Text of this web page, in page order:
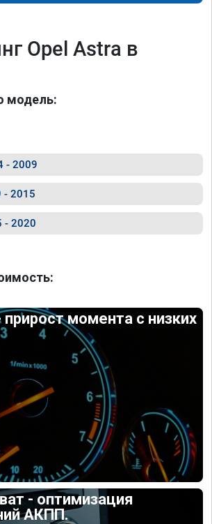
Opel Astra в
модель:
- 2009
- 2015
- 2020
момента с низких
- оптимизация
АКПП.